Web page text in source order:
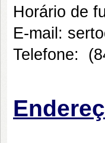
Horário de
E-mail:
Telefone: